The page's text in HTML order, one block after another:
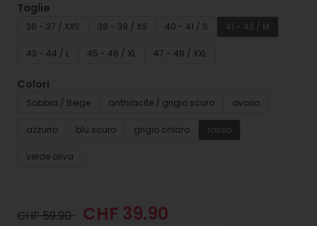
Taglie
36 - 37 / XXS 38 - 39 / XS 40 - 41 / S 41 - 42 / M
43 - 44 / L 45 - 46 / XL 47 - 48 / XXL
Colori
Sabbia / Beige anthracite / grigio scuro avorio
azzurro blu scuro grigio chiaro rosso
verde oliva
CHF 59.90 CHF 39.90